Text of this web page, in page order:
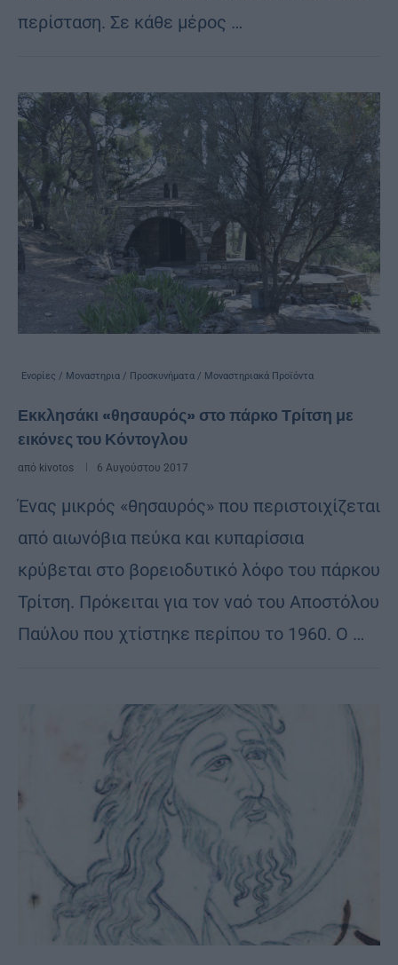
περίσταση. Σε κάθε μέρος …
Ενορίες / Μοναστηρια / Προσκυνήματα / Μοναστηριακά Προϊόντα
Εκκλησάκι «θησαυρός» στο πάρκο Τρίτση με
εικόνες του Κόντογλου
από kivotos 6 Αυγούστου 2017
Ένας μικρός «θησαυρός» που περιστοιχίζεται
από αιωνόβια πεύκα και κυπαρίσσια
κρύβεται στο βορειοδυτικό λόφο του πάρκου
Τρίτση. Πρόκειται για τον ναό του Απoστόλου
Παύλου που χτίστηκε περίπου το 1960. Ο …